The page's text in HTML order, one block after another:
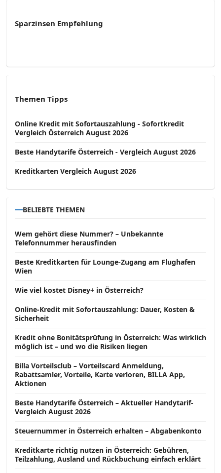
Sparzinsen Empfehlung
Themen Tipps
Online Kredit mit Sofortauszahlung - Sofortkredit
Vergleich Österreich August 2026
Beste Handytarife Österreich - Vergleich August 2026
Kreditkarten Vergleich August 2026
BELIEBTE THEMEN
Wem gehört diese Nummer? – Unbekannte
Telefonnummer herausfinden
Beste Kreditkarten für Lounge-Zugang am Flughafen
Wien
Wie viel kostet Disney+ in Österreich?
Online-Kredit mit Sofortauszahlung: Dauer, Kosten &
Sicherheit
Kredit ohne Bonitätsprüfung in Österreich: Was wirklich
möglich ist – und wo die Risiken liegen
Billa Vorteilsclub – Vorteilscard Anmeldung,
Rabattsamler, Vorteile, Karte verloren, BILLA App,
Aktionen
Beste Handytarife Österreich – Aktueller Handytarif-
Vergleich August 2026
Steuernummer in Österreich erhalten – Abgabenkonto
Kreditkarte richtig nutzen in Österreich: Gebühren,
Teilzahlung, Ausland und Rückbuchung einfach erklärt